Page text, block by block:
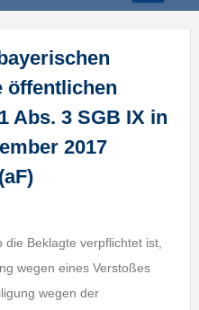
öffentlichen
Abs. 3 SGB IX in
2017
Beklagte verpflichtet ist,
wegen eines Verstoßes
wegen der